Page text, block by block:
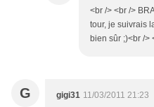
<br /> <br />
tour, je suivrais
bien sûr ;)<br />
G gigi31 11/03/2011 21:23